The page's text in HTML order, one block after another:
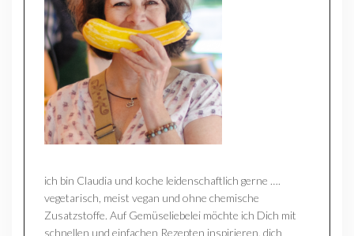
ich bin Claudia und koche leidenschaftlich gerne ….
vegetarisch, meist vegan und ohne chemische
Zusatzstoffe. Auf Gemüseliebelei möchte ich Dich mit
schnellen und einfachen Rezepten inspirieren, dich